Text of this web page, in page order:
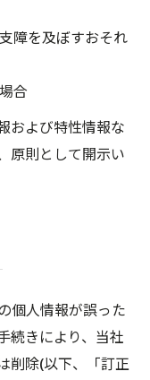
障を及ぼすおそれ
合
および特性情報な
原則として開示い
個人情報が誤った
続きにより、当社
削除(以下、「訂正